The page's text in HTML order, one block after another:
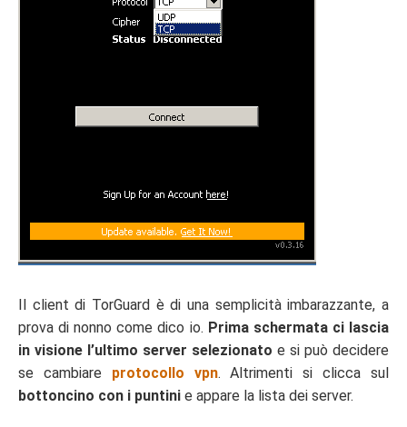
Il client di TorGuard è di una semplicità imbarazzante, a
prova di nonno come dico io. Prima schermata ci lascia
in visione l’ultimo server selezionato e si può decidere
se cambiare protocollo vpn. Altrimenti si clicca sul
bottoncino con i puntini e appare la lista dei server.